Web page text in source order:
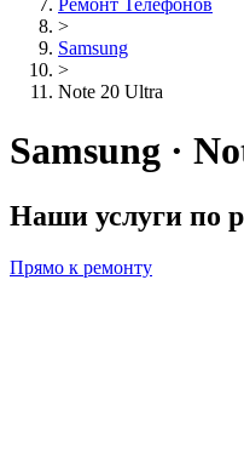
Ремонт Телефонов
>
Samsung
>
Note 20 Ultra
Samsung ·
Наши услуги по
Прямо к ремонту